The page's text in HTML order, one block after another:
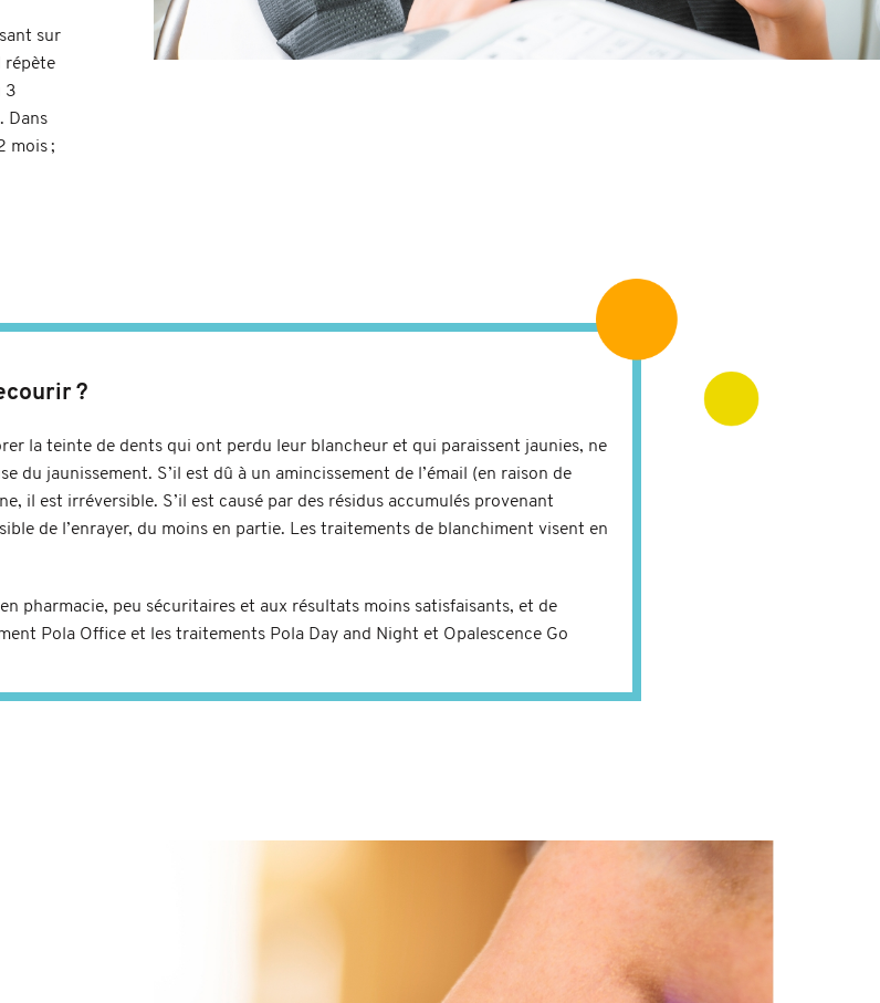
sur
répète
3
Dans
mois ;
?
la teinte de dents qui ont perdu leur blancheur et qui paraissent jaunies, ne
du jaunissement. S’il est dû à un amincissement de l’émail (en raison de
il est irréversible. S’il est causé par des résidus accumulés provenant
de l’enrayer, du moins en partie. Les traitements de blanchiment visent en
pharmacie, peu sécuritaires et aux résultats moins satisfaisants, et de
Pola Office et les traitements Pola Day and Night et Opalescence Go